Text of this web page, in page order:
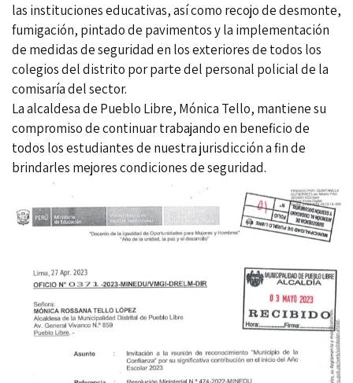
las instituciones educativas, así como recojo de desmonte,
fumigación, pintado de pavimentos y la implementación
de medidas de seguridad en los exteriores de todos los
colegios del distrito por parte del personal policial de la
comisaría del sector.
La alcaldesa de Pueblo Libre, Mónica Tello, mantiene su
compromiso de continuar trabajando en beneficio de
todos los estudiantes de nuestra jurisdicción a fin de
brindarles mejores condiciones de seguridad.